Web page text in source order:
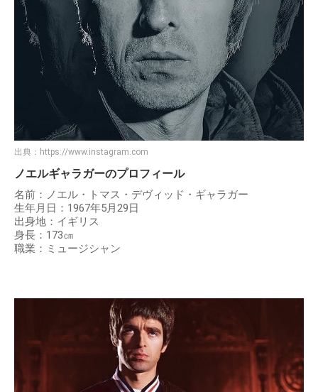
出典： https://www.instagram.com
ノエルギャラガーのプロフィール
名前：ノエル・トマス・デヴィッド・ギャラガー
生年月日：1967年5月29日
出身地：イギリス
身長：173㎝
職業：ミュージシャン